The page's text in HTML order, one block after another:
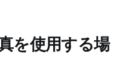
を使用する場